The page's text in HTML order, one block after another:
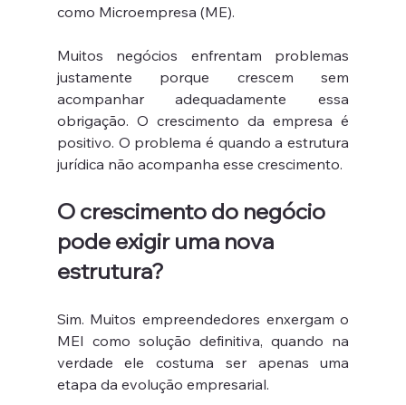
como Microempresa (ME).
Muitos negócios enfrentam problemas
justamente porque crescem sem
acompanhar adequadamente essa
obrigação. O crescimento da empresa é
positivo. O problema é quando a estrutura
jurídica não acompanha esse crescimento.
O crescimento do negócio
pode exigir uma nova
estrutura?
Sim. Muitos empreendedores enxergam o
MEI como solução definitiva, quando na
verdade ele costuma ser apenas uma
etapa da evolução empresarial.